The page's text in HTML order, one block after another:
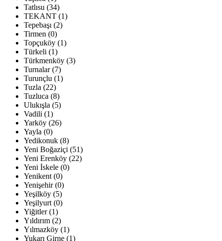
Tatlısu (34)
TEKANT (1)
Tepebaşı (2)
Tirmen (0)
Topçuköy (1)
Türkeli (1)
Türkmenköy (3)
Turnalar (7)
Turunçlu (1)
Tuzla (22)
Tuzluca (8)
Ulukışla (5)
Vadili (1)
Yarköy (26)
Yayla (0)
Yedikonuk (8)
Yeni Boğaziçi (51)
Yeni Erenköy (22)
Yeni İskele (0)
Yenikent (0)
Yenişehir (0)
Yeşilköy (5)
Yeşilyurt (0)
Yiğitler (1)
Yıldırım (2)
Yılmazköy (1)
Yukarı Girne (1)